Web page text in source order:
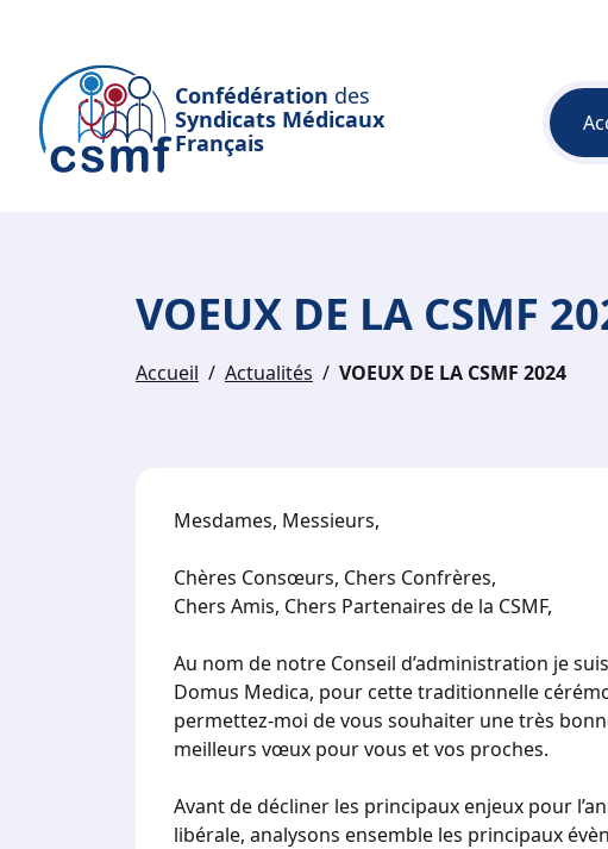
Confédération des
Syndicats Médicaux
Français
VOEUX DE LA CSMF
Accueil Actualités VOEUX DE LA CSMF 2024
Mesdames, Messieurs,
Chères Consœurs, Chers Confrères,
Chers Amis, Chers Partenaires de la CSMF,
Au nom de notre Conseil d’administration je
Domus Medica, pour cette traditionnelle
permettez-moi de vous souhaiter une très
meilleurs vœux pour vous et vos proches.
Avant de décliner les principaux enjeux pour
libérale, analysons ensemble les principaux